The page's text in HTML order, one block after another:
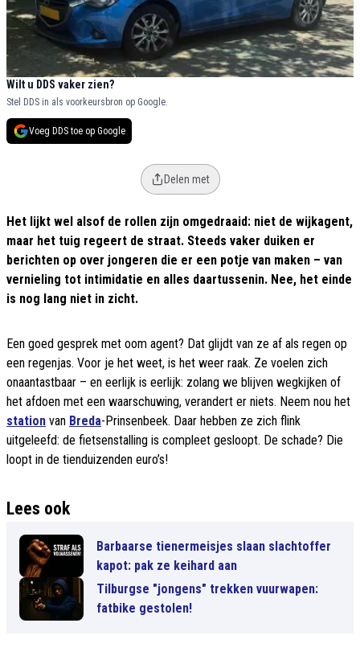
Wilt u DDS vaker zien?
Stel DDS in als voorkeursbron op Google.
Voeg DDS toe op Google
Delen met
Het lijkt wel alsof de rollen zijn omgedraaid: niet de wijkagent,
maar het tuig regeert de straat. Steeds vaker duiken er
berichten op over jongeren die er een potje van maken – van
vernieling tot intimidatie en alles daartussenin. Nee, het einde
is nog lang niet in zicht.
Een goed gesprek met oom agent? Dat glijdt van ze af als regen op
een regenjas. Voor je het weet, is het weer raak. Ze voelen zich
onaantastbaar – en eerlijk is eerlijk: zolang we blijven wegkijken of
het afdoen met een waarschuwing, verandert er niets. Neem nou het
station van Breda-Prinsenbeek. Daar hebben ze zich flink
uitgeleefd: de fietsenstalling is compleet gesloopt. De schade? Die
loopt in de tienduizenden euro’s!
Lees ook
Barbaarse tienermeisjes slaan slachtoffer
kapot: pak ze keihard aan
Tilburgse "jongens" trekken vuurwapen:
fatbike gestolen!